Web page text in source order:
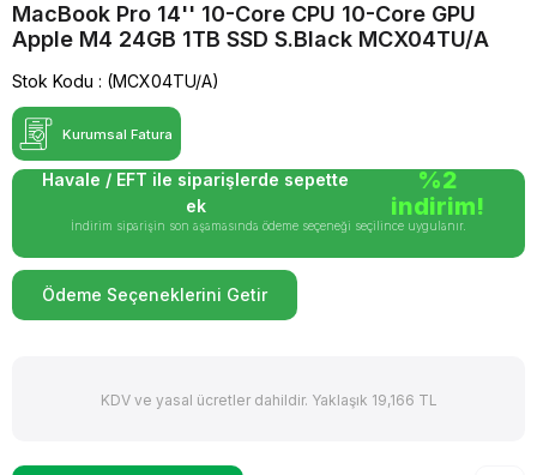
MacBook Pro 14'' 10-Core CPU 10-Core GPU
Apple M4 24GB 1TB SSD S.Black MCX04TU/A
Stok Kodu (MCX04TU/A)
Kurumsal Fatura
Havale / EFT ile siparişlerde sepette
ek
%2
indirim!
İndirim siparişin son aşamasında ödeme seçeneği seçilince uygulanır.
Ödeme Seçeneklerini Getir
KDV ve yasal ücretler dahildir. Yaklaşık 19,166 TL